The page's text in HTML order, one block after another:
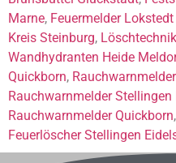
Marne, Feuermelder
Kreis Steinburg,
Wandhydranten Heide
Quickborn,
Rauchwarnmelder
Rauchwarnmelder Quickborn,
Feuerlöscher Stellingen